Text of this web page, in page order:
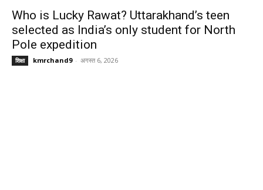
Who is Lucky Rawat? Uttarakhand’s teen
selected as India’s only student for North
Pole expedition
शिक्षा kmrchand9 - अगस्त 6, 2026